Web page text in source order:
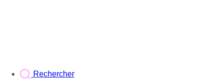
Rechercher